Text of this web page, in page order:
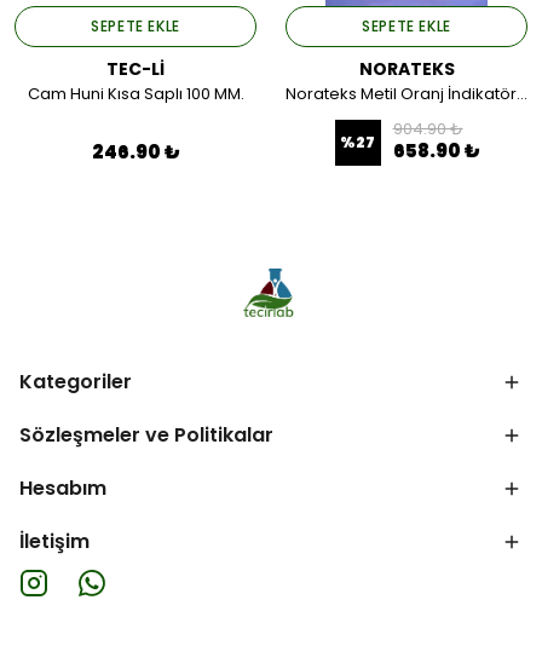
SEPETE EKLE
TEC-Lİ
Cam Huni Kısa Saplı 100 MM.
246.90 ₺
SEPETE EKLE
NORATEKS
Norateks Metil Oranj İndikatör Çözeltisi 1 LT.
%27
904.90 ₺
658.90 ₺
Kategoriler
Sözleşmeler ve Politikalar
Hesabım
İletişim